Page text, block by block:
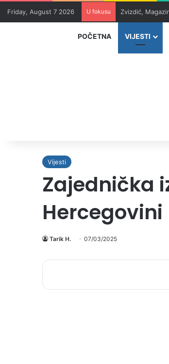
Friday, August 7 2026 U fokusu Zvizdić,
POČETNA VIJESTI
Vijesti
Zajednička
Tarik H. 07/03/2025